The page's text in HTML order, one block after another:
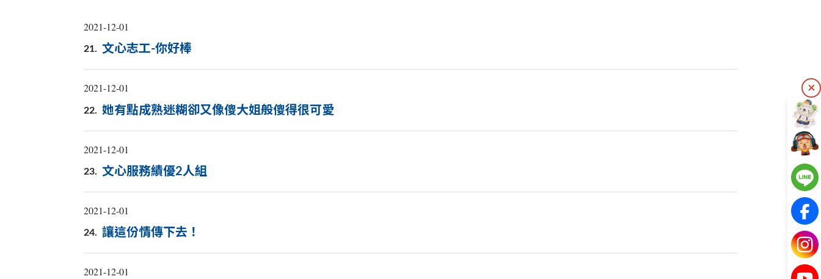
2021-12-01
21. 文心志工-你好棒
2021-12-01
22. 她有點成熟迷糊卻又像傻大姐般傻得很可愛
2021-12-01
23. 文心服務績優2人組
2021-12-01
24. 讓這份情傳下去！
2021-12-01